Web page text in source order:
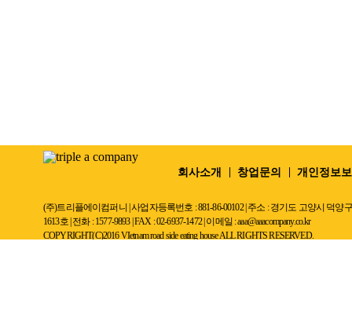
회사소개 창업문의 개인정보
(주)트리플에이컴퍼니 | 사업자등록번호 : 881-86-00102 | 주소 : 경기도 고양시 덕
1613호 | 전화 : 1577-9893 | FAX : 02-6937-1472 | 이메일 : aaa@aaacompany.co.kr
COPYRIGHT(C)2016 VIetnam road side eating house ALL RIGHTS RESERVED.